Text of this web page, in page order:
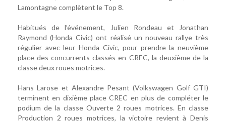
Lamontagne complètent le Top 8.
Habitués de l’événement, Julien Rondeau et Jonathan
Raymond (Honda Civic) ont réalisé un nouveau rallye très
régulier avec leur Honda Civic, pour prendre la neuvième
place des concurrents classés en CREC, la deuxième de la
classe deux roues motrices.
Hans Larose et Alexandre Pesant (Volkswagen Golf GTI)
terminent en dixième place CREC en plus de compléter le
podium de la classe Ouverte 2 roues motrices. En classe
Production 2 roues motrices, la victoire revient à Denis